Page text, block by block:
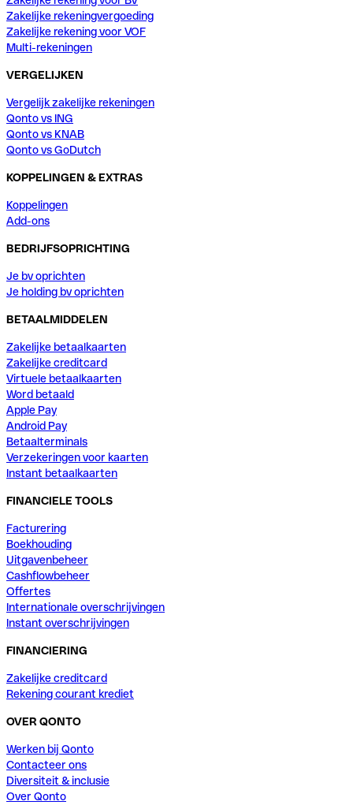
Zakelijke rekeningvergoeding
Zakelijke rekening voor VOF
Multi-rekeningen
VERGELIJKEN
Vergelijk zakelijke rekeningen
Qonto vs ING
Qonto vs KNAB
Qonto vs GoDutch
KOPPELINGEN & EXTRAS
Koppelingen
Add-ons
BEDRIJFSOPRICHTING
Je bv oprichten
Je holding bv oprichten
BETAALMIDDELEN
Zakelijke betaalkaarten
Zakelijke creditcard
Virtuele betaalkaarten
Word betaald
Apple Pay
Android Pay
Betaalterminals
Verzekeringen voor kaarten
Instant betaalkaarten
FINANCIELE TOOLS
Facturering
Boekhouding
Uitgavenbeheer
Cashflowbeheer
Offertes
Internationale overschrijvingen
Instant overschrijvingen
FINANCIERING
Zakelijke creditcard
Rekening courant krediet
OVER QONTO
Werken bij Qonto
Contacteer ons
Diversiteit & inclusie
Over Qonto